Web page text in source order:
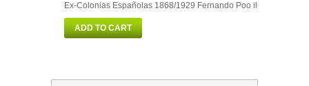
Ex-Colonias Españolas 1868/1929 Fernando Poo ilustrado color
ADD TO CART